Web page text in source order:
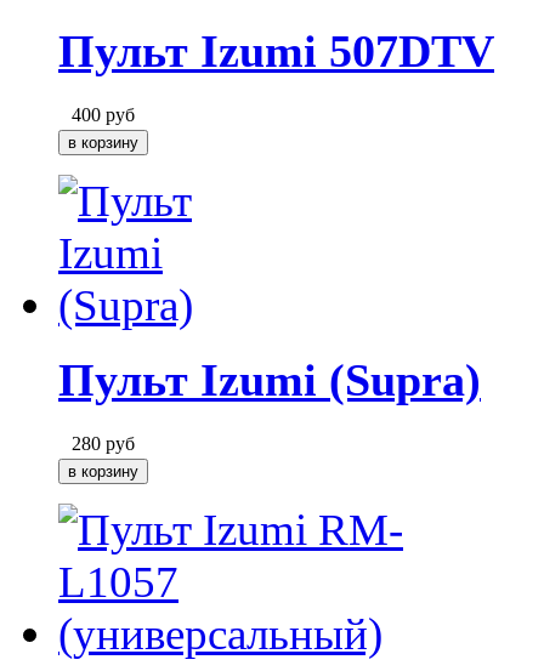
Пульт Izumi 507DTV
400 руб
Пульт Izumi (Supra)
280 руб